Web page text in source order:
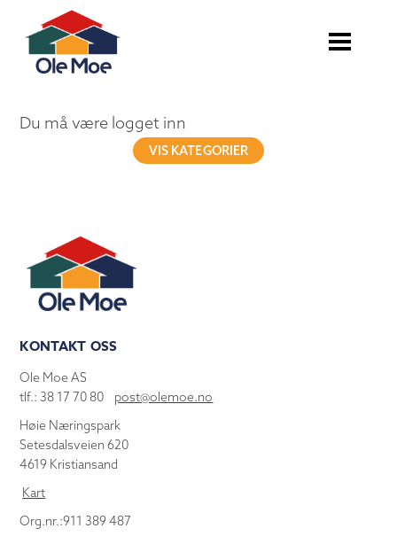
Du må være logget inn
VIS KATEGORIER
KONTAKT OSS
Ole Moe AS
tlf.: 38 17 70 80 post@olemoe.no
Høie Næringspark
Setesdalsveien 620
4619 Kristiansand
Kart
Org.nr.:911 389 487